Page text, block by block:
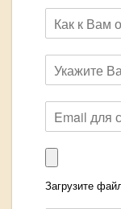
Загрузите